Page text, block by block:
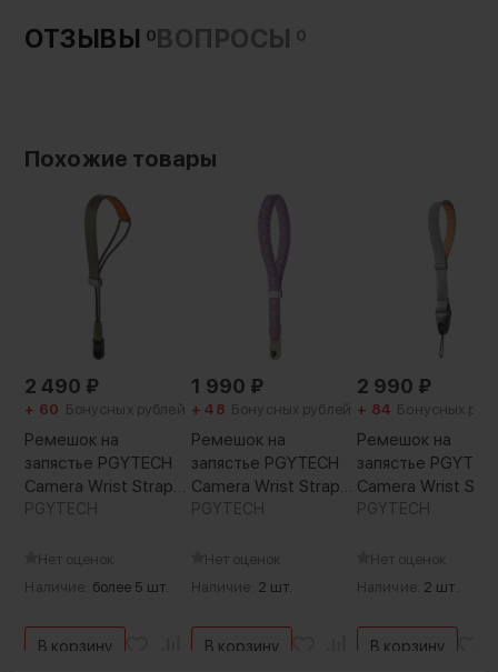
ОТЗЫВЫ 0ВОПРОСЫ 0
Похожие товары
2 490 ₽
+ 60 Бонусных рублей
Ремешок на
запястье PGYTECH
Camera Wrist Strap
Slim Vintage Зелёный
PGYTECH
Нет оценок
Наличие: более 5 шт.
В корзину
1 990 ₽
+ 48 Бонусных рублей
Ремешок на
запястье PGYTECH
Camera Wrist Strap
Slim Trendy Лиловый
PGYTECH
Нет оценок
Наличие: 2 шт.
В корзину
2 990 ₽
+ 84 Бонусных
Ремешок на
запястье
Camera Wrist
Серый
PGYTECH
Нет оценок
Наличие: 2 шт.
В корзину